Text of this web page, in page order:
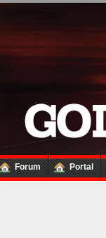
Forum Portal